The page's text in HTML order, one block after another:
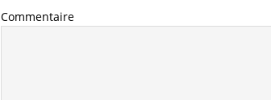
Commentaire